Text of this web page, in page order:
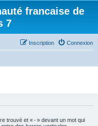
francaise de
7
Connexion
Inscription
trouvé et « - » devant un mot qui